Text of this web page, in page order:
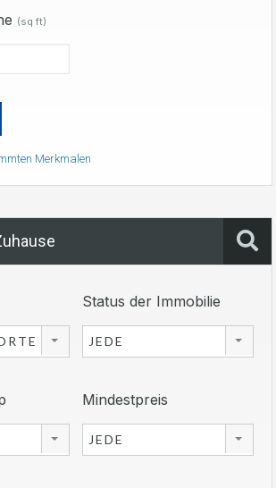
(sq ft)
Merkmalen
Status der Immobilie
JEDE
Mindestpreis
JEDE